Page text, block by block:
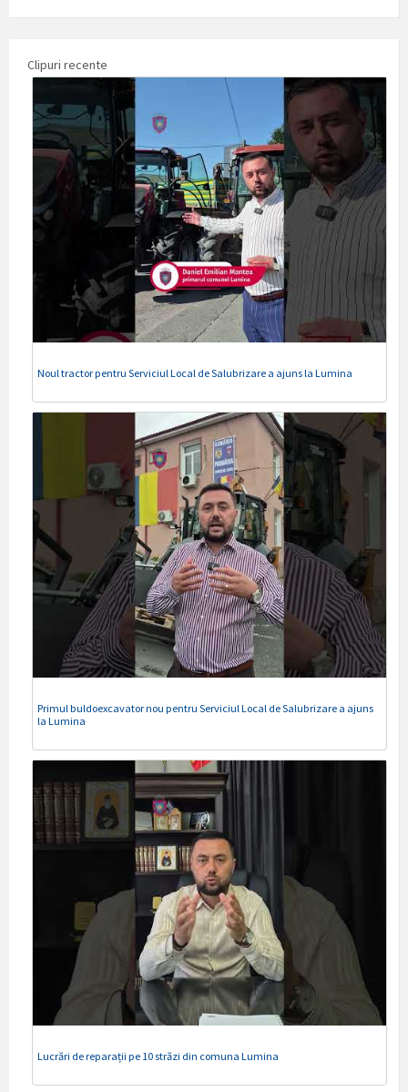
Clipuri recente
Noul tractor pentru Serviciul Local de Salubrizare a ajuns la Lumina
Primul buldoexcavator nou pentru Serviciul Local de Salubrizare a ajuns
la Lumina
Lucrări de reparații pe 10 străzi din comuna Lumina